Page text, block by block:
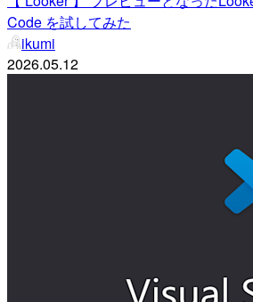
Code を試してみた
ikumi
2026.05.12